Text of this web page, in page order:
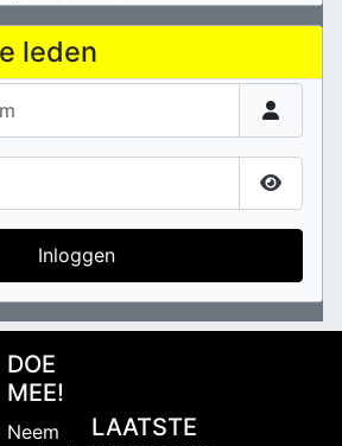
leden
Toon
Inloggen
DOE
MEE!
Neem
LAATSTE